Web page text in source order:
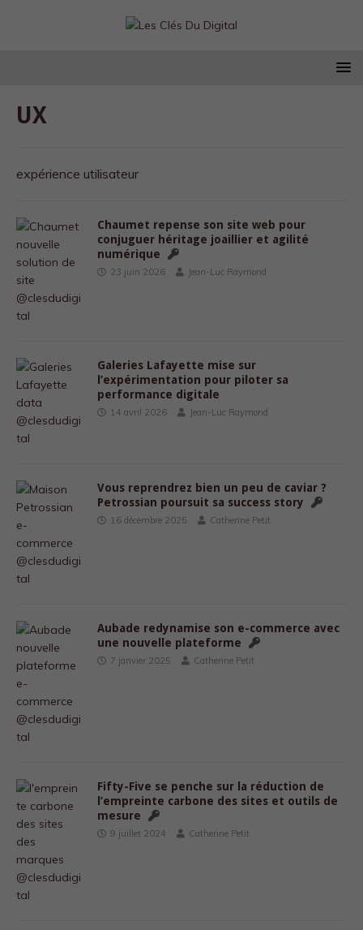
UX
expérience utilisateur
Chaumet repense son site web pour
conjuguer héritage joaillier et agilité
numérique
23 juin 2026 Jean-Luc Raymond
Galeries Lafayette mise sur
l’expérimentation pour piloter sa
performance digitale
14 avril 2026 Jean-Luc Raymond
Vous reprendrez bien un peu de caviar ?
Petrossian poursuit sa success story
16 décembre 2025 Catherine Petit
Aubade redynamise son e-commerce avec
une nouvelle plateforme
7 janvier 2025 Catherine Petit
Fifty-Five se penche sur la réduction de
l’empreinte carbone des sites et outils de
mesure
9 juillet 2024 Catherine Petit